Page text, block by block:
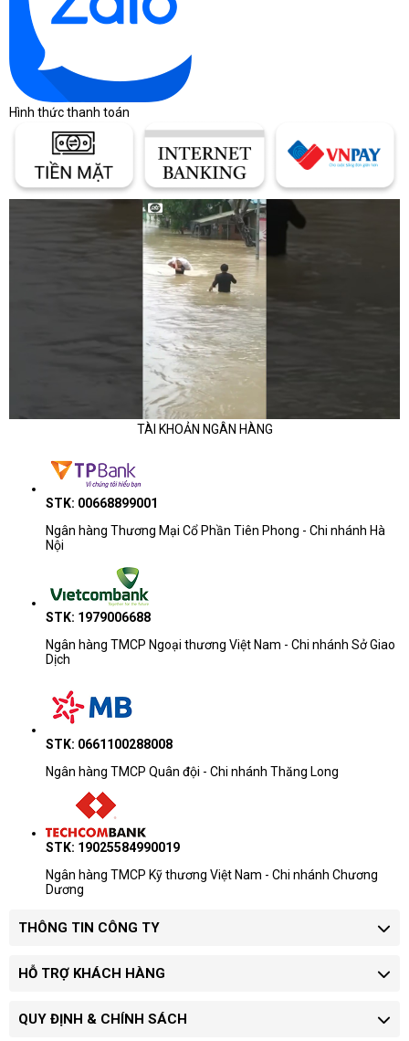
Hình thức thanh toán
TÀI KHOẢN NGÂN HÀNG
STK: 00668899001
Ngân hàng Thương Mại Cổ Phần Tiên Phong - Chi nhánh Hà
Nội
STK: 1979006688
Ngân hàng TMCP Ngoại thương Việt Nam - Chi nhánh Sở Giao
Dịch
STK: 0661100288008
Ngân hàng TMCP Quân đội - Chi nhánh Thăng Long
STK: 19025584990019
Ngân hàng TMCP Kỹ thương Việt Nam - Chi nhánh Chương
Dương
THÔNG TIN CÔNG TY
HỖ TRỢ KHÁCH HÀNG
QUY ĐỊNH & CHÍNH SÁCH